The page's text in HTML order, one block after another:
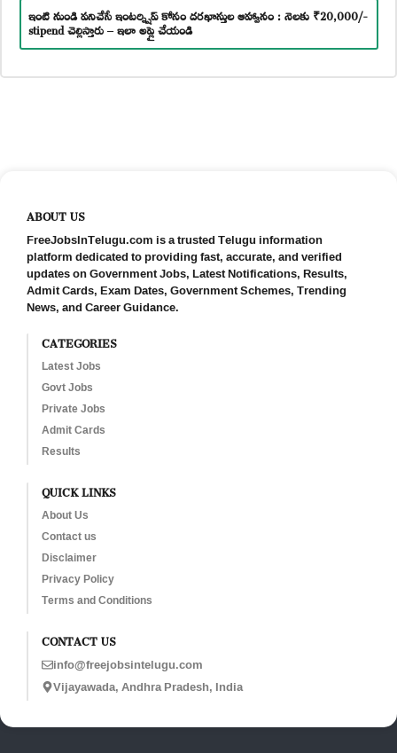
ఇంటి నుండి పనిచేసే ఇంటర్న్షిప్ కోసం దరఖాస్తుల ఆహ్వానం : నెలకు ₹20,000/-
stipend చెల్లిస్తారు – ఇలా అప్లై చేయండి
ABOUT US
FreeJobsInTelugu.com is a trusted Telugu information
platform dedicated to providing fast, accurate, and verified
updates on Government Jobs, Latest Notifications, Results,
Admit Cards, Exam Dates, Government Schemes, Trending
News, and Career Guidance.
CATEGORIES
Latest Jobs
Govt Jobs
Private Jobs
Admit Cards
Results
QUICK LINKS
About Us
Contact us
Disclaimer
Privacy Policy
Terms and Conditions
CONTACT US
info@freejobsintelugu.com
Vijayawada, Andhra Pradesh, India